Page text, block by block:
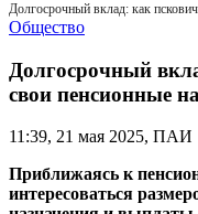
Общество
Долгосрочный
свои пенсионные
11:39, 21 мая 2025, ПАИ
Приближаясь к
интересоваться